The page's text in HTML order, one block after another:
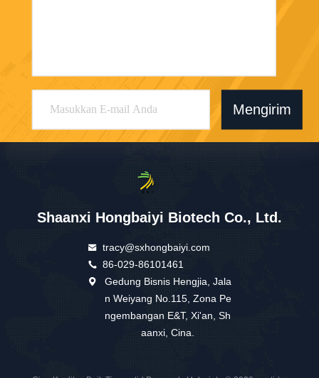
Mengirim
Shaanxi Hongbaiyi Biotech Co., Ltd.
tracy@sxhongbaiyi.com
86-029-86101461
Gedung Bisnis Hengjia, Jala
n Weiyang No.115, Zona Pe
ngembangan E&T, Xi'an, Sh
aanxi, Cina.